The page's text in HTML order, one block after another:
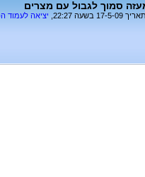
סמוך לגבול עם מצרים
יציאה לעמוד